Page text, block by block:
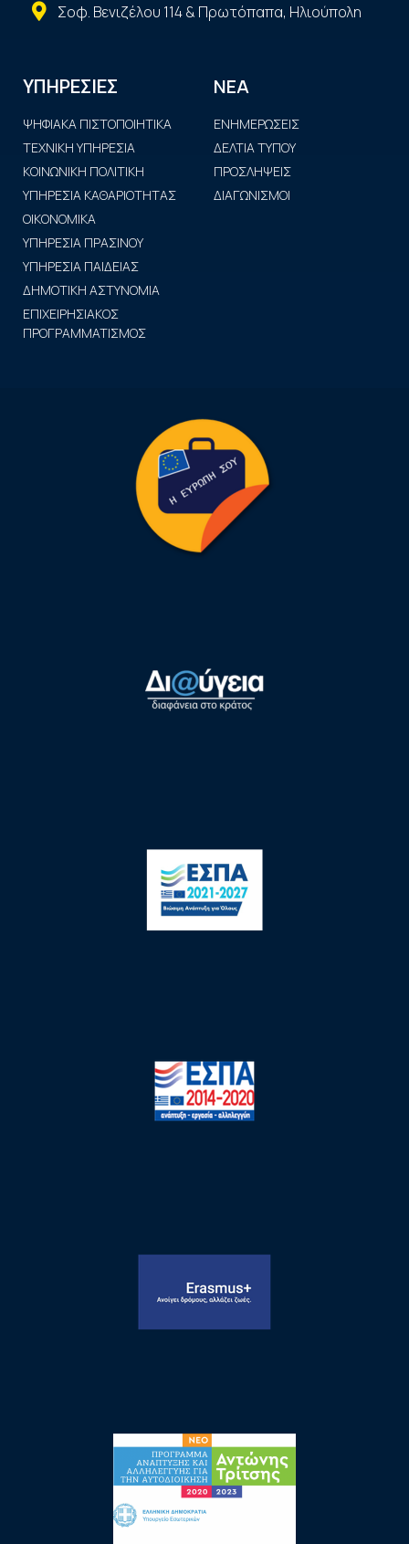
Σοφ. Βενιζέλου 114 & Πρωτόπαπα, Ηλιούπολη
ΥΠΗΡΕΣΙΕΣ
ΨΗΦΙΑΚΑ ΠΙΣΤΟΠΟΙΗΤΙΚΑ
ΤΕΧΝΙΚΗ ΥΠΗΡΕΣΙΑ
ΚΟΙΝΩΝΙΚΗ ΠΟΛΙΤΙΚΗ
ΥΠΗΡΕΣΙΑ ΚΑΘΑΡΙΟΤΗΤΑΣ
ΟΙΚΟΝΟΜΙΚΑ
ΥΠΗΡΕΣΙΑ ΠΡΑΣΙΝΟΥ
ΥΠΗΡΕΣΙΑ ΠΑΙΔΕΙΑΣ
ΔΗΜΟΤΙΚΗ ΑΣΤΥΝΟΜΙΑ
ΕΠΙΧΕΙΡΗΣΙΑΚΟΣ
ΠΡΟΓΡΑΜΜΑΤΙΣΜΟΣ
ΝΕΑ
ΕΝΗΜΕΡΩΣΕΙΣ
ΔΕΛΤΙΑ ΤΥΠΟΥ
ΠΡΟΣΛΗΨΕΙΣ
ΔΙΑΓΩΝΙΣΜΟΙ